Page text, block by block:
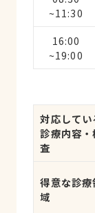
~11:30
16:00
~19:00
対応してい
診療内容・
査
得意な診療
域